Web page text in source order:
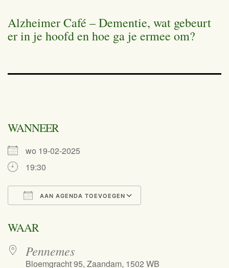
Alzheimer Café – Dementie, wat gebeurt
er in je hoofd en hoe ga je ermee om?
WANNEER
wo 19-02-2025
19:30
AAN AGENDA TOEVOEGEN
WAAR
Pennemes
Bloemgracht 95, Zaandam, 1502 WB